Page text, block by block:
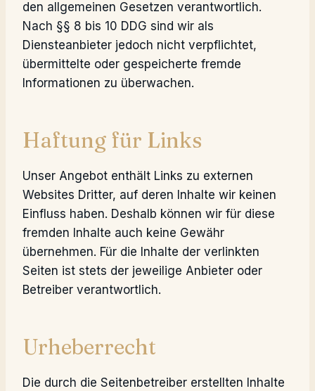
den allgemeinen Gesetzen verantwortlich.
Nach §§ 8 bis 10 DDG sind wir als
Diensteanbieter jedoch nicht verpflichtet,
übermittelte oder gespeicherte fremde
Informationen zu überwachen.
Haftung für Links
Unser Angebot enthält Links zu externen
Websites Dritter, auf deren Inhalte wir keinen
Einfluss haben. Deshalb können wir für diese
fremden Inhalte auch keine Gewähr
übernehmen. Für die Inhalte der verlinkten
Seiten ist stets der jeweilige Anbieter oder
Betreiber verantwortlich.
Urheberrecht
Die durch die Seitenbetreiber erstellten Inhalte